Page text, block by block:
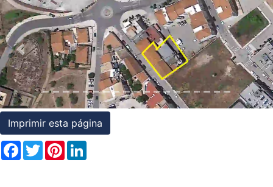
nos
Termos
e
Condições
Testemunhos
Assessoria
Jurídica
Previous Next
Imprimir esta página
Facebook
TwitterPinterest